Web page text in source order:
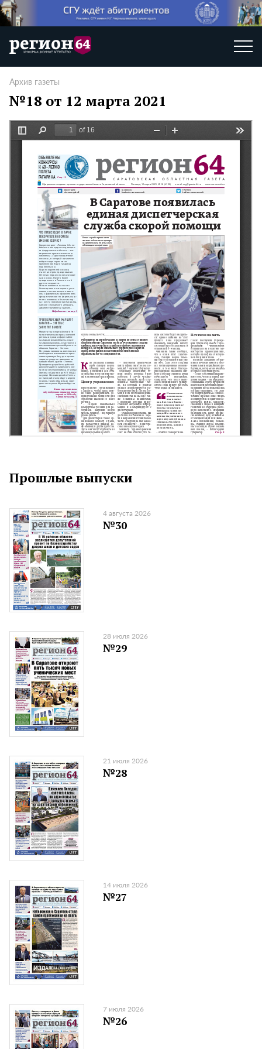
Архив газеты
№18 от 12 марта 2021
Прошлые выпуски
4 августа 2026
№30
28 июля 2026
№29
21 июля 2026
№28
14 июля 2026
№27
7 июля 2026
№26